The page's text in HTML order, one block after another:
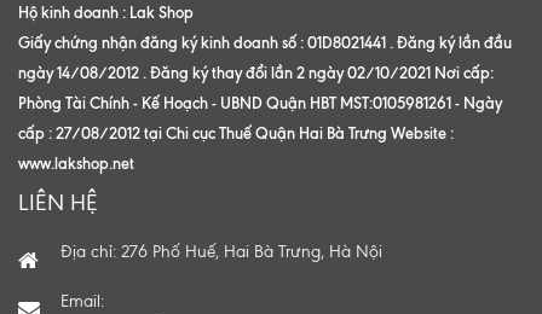
Hộ kinh doanh : Lak Shop
Giấy chứng nhận đăng ký kinh doanh số : 01D8021441 . Đăng ký lần đầu
ngày 14/08/2012 . Đăng ký thay đổi lần 2 ngày 02/10/2021 Nơi cấp:
Phòng Tài Chính - Kế Hoạch - UBND Quận HBT MST:0105981261 - Ngày
cấp : 27/08/2012 tại Chi cục Thuế Quận Hai Bà Trưng Website :
www.lakshop.net
LIÊN HỆ
Địa chỉ: 276 Phố Huế, Hai Bà Trưng, Hà Nội
Email: